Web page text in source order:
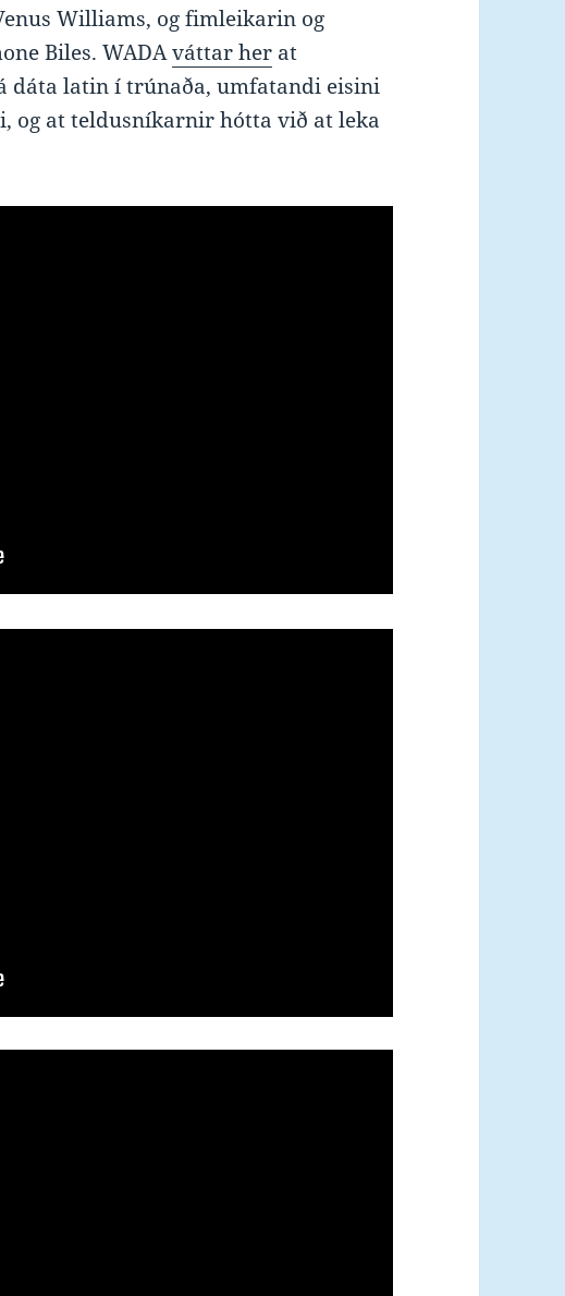
Williams, og fimleikarin og
Biles. WADAváttar her at
dáta latin í trúnaða, umfatandi eisini
og at teldusníkarnir hótta við at leka